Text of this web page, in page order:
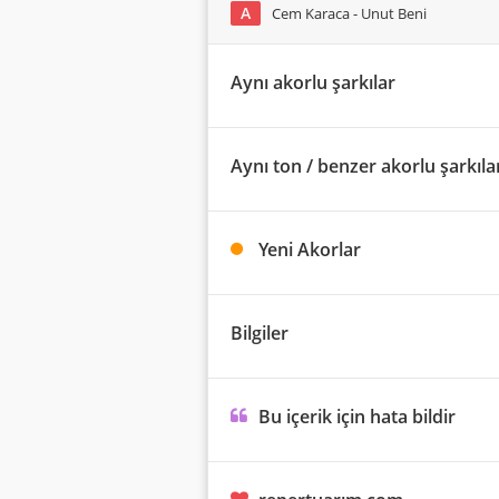
A Cem Karaca - Unut Beni
Aynı akorlu şarkılar
Aynı ton / benzer akorlu
Yeni Akorlar
Bilgiler
Bu içerik için hata bildir